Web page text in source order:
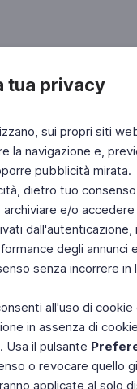
tua privacy
sui propri siti
la navigazione e,
pubblicità mirata.
dietro tuo
e/o
degli
senza incorrere
all'uso di
in assenza di
Usa il pulsante
o revocare quello
applicate al solo